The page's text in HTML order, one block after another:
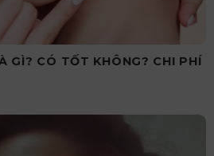
GÌ? CÓ TỐT KHÔNG? CHI PHÍ